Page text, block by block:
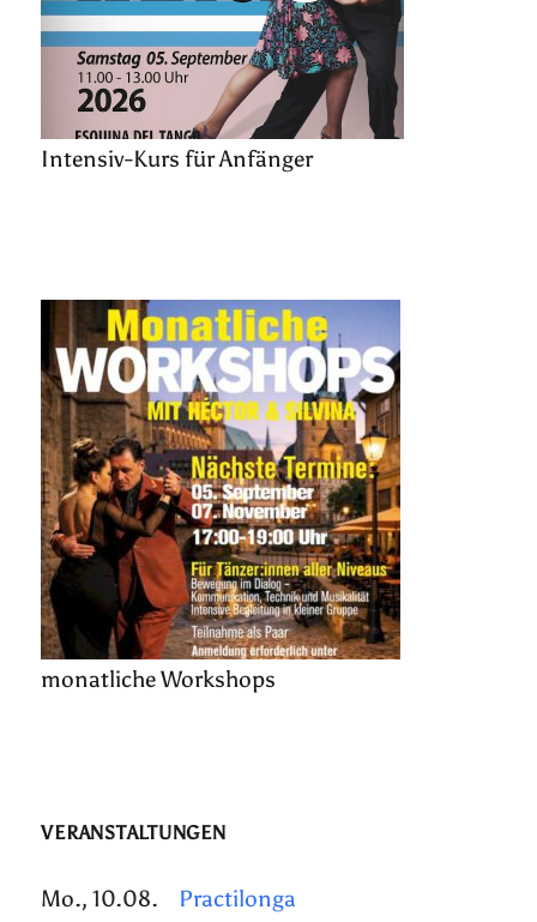
Intensiv-Kurs für Anfänger
monatliche Workshops
VERANSTALTUNGEN
Mo., 10.08.
Practilonga